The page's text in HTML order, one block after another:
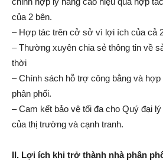
của 2 bên.
– Hợp tác trên cở sở vì lợi ích của cả
– Thường xuyên chia sẻ thông tin về
thời
– Chính sách hỗ trợ công bằng và hợp
phân phối.
– Cam kết bảo vệ tối đa cho Quý đại
của thị trường và cạnh tranh.
II. Lợi ích khi trở thành nhà phân